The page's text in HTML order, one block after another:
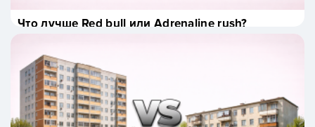
Что лучше Red bull или Adrenaline rush?